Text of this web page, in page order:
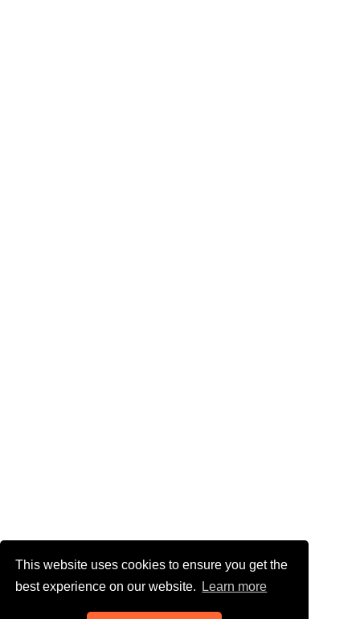
This website uses cookies to ensure you get the
best experience on our website.
Learn more